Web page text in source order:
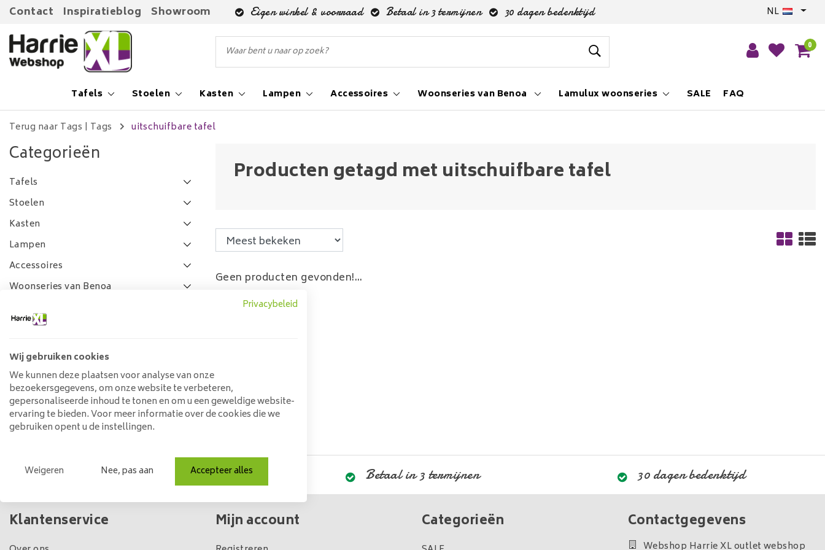
Contact Inspiratieblog Showroom Eigen winkel & voorraad Betaal in 3 termijnen 30 dagen bedenktijd NL
0
Tafels Stoelen Kasten Lampen Accessoires Woonseries van Benoa Lamulux woonseries SALE FAQ
Terug naar Tags | Tags uitschuifbare tafel
Categorieën
Tafels
Stoelen
Kasten
Lampen
Accessoires
Woonseries van Benoa
FAQ
Prijs
Min: €0 Max: €5
Producten getagd met uitschuifbare tafel
Geen producten gevonden!...
Eigen winkel & voorraad Betaal in 3 termijnen 30 dagen bedenktijd
Klantenservice Mijn account Categorieën Contactgegevens
Webshop Harrie XL outlet webshop
Privacybeleid
Wij gebruiken cookies
We kunnen deze plaatsen voor analyse van onze
bezoekersgegevens, om onze website te verbeteren,
gepersonaliseerde inhoud te tonen en om u een geweldige website-
ervaring te bieden. Voor meer informatie over de cookies die we
gebruiken opent u de instellingen.
Weigeren Nee, pas aan Accepteer alles